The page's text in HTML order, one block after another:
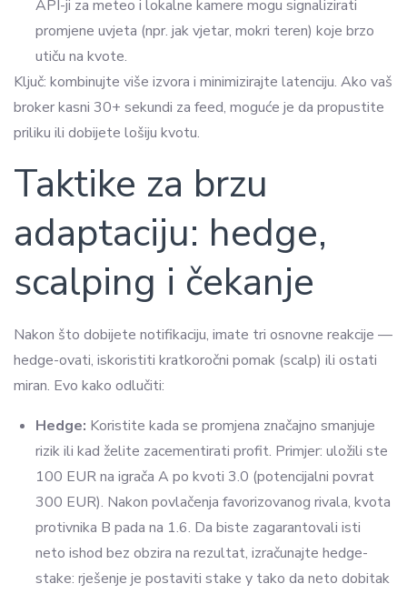
API-ji za meteo i lokalne kamere mogu signalizirati
promjene uvjeta (npr. jak vjetar, mokri teren) koje brzo
utiču na kvote.
Ključ: kombinujte više izvora i minimizirajte latenciju. Ako vaš
broker kasni 30+ sekundi za feed, moguće je da propustite
priliku ili dobijete lošiju kvotu.
Taktike za brzu
adaptaciju: hedge,
scalping i čekanje
Nakon što dobijete notifikaciju, imate tri osnovne reakcije —
hedge-ovati, iskoristiti kratkoročni pomak (scalp) ili ostati
miran. Evo kako odlučiti:
Hedge: Koristite kada se promjena značajno smanjuje
rizik ili kad želite zacementirati profit. Primjer: uložili ste
100 EUR na igrača A po kvoti 3.0 (potencijalni povrat
300 EUR). Nakon povlačenja favorizovanog rivala, kvota
protivnika B pada na 1.6. Da biste zagarantovali isti
neto ishod bez obzira na rezultat, izračunajte hedge-
stake: rješenje je postaviti stake y tako da neto dobitak